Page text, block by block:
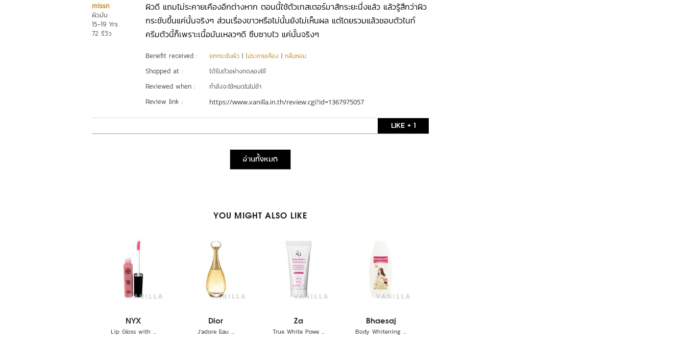
missn
ผิวมัน
15-19 Yrs
72 รีวิว
ผิวดี แถมไม่ระคายเคืองอีกต่างหาก ตอนนี้ใช้ตัวเทสเตอร์มาสักระยะนึ่งแล้ว แล้วรู้สึกว่าผิว
กระชับขึ้นแค่นั้นจริงๆ ส่วนเรื่องขาวหรือไม่นั้นยังไม่เห็นผล แต่โดยรวมแล้วชอบตัวไนท์
ครีมตัวนี้ก็เพราะเนื้อมันเหลวๆดี ซึบซาบไว แค่นั้นจริงๆ
Benefit received : ยกกระชับผิว | ไม่ระคายเคือง | กลิ่นหอม
Shopped at : ได้รับตัวอย่างทดลองใช้
Reviewed when : กำลังจะใช้หมดในไม่ช้า
Review link : https://www.vanilla.in.th/review.cgi?id=1367975057
LIKE + 1
อ่านทั้งหมด
YOU MIGHT ALSO LIKE
NYX
Lip Gloss with ...
Dior
J'adore Eau ...
Za
True White Powe ...
Bhaesaj
Body Whitening ...